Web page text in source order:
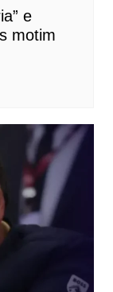
e
motim